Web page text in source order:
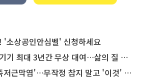
'소상공인안심벨' 신청하세요
최대 3년간 무상 대여…삶의 질 높인다
막염'…무작정 참지 말고 '이것' 해보세요!